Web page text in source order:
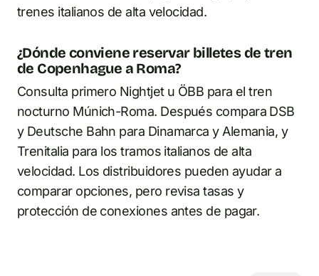
trenes italianos de alta velocidad.
¿Dónde conviene reservar billetes de tren
de Copenhague a Roma?
Consulta primero Nightjet u ÖBB para el tren
nocturno Múnich-Roma. Después compara DSB
y Deutsche Bahn para Dinamarca y Alemania, y
Trenitalia para los tramos italianos de alta
velocidad. Los distribuidores pueden ayudar a
comparar opciones, pero revisa tasas y
protección de conexiones antes de pagar.